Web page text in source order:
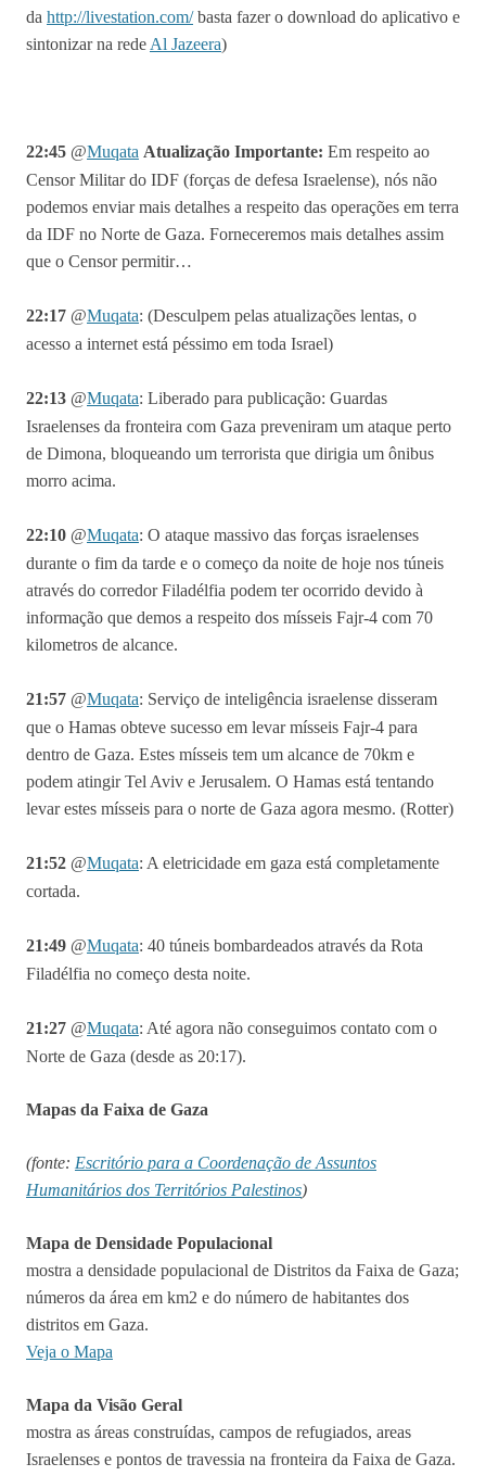
da http://livestation.com/basta fazer o download do aplicativo e
sintonizar na rede Al Jazeera)
22:45 @Muqata Atualização Importante: Em respeito ao
Censor Militar do IDF (forças de defesa Israelense), nós não
podemos enviar mais detalhes a respeito das operações em terra
da IDF no Norte de Gaza. Forneceremos mais detalhes assim
que o Censor permitir…
22:17 @Muqata: (Desculpem pelas atualizações lentas, o
acesso a internet está péssimo em toda Israel)
22:13 @Muqata: Liberado para publicação: Guardas
Israelenses da fronteira com Gaza preveniram um ataque perto
de Dimona, bloqueando um terrorista que dirigia um ônibus
morro acima.
22:10 @Muqata: O ataque massivo das forças israelenses
durante o fim da tarde e o começo da noite de hoje nos túneis
através do corredor Filadélfia podem ter ocorrido devido à
informação que demos a respeito dos mísseis Fajr-4 com 70
kilometros de alcance.
21:57 @Muqata: Serviço de inteligência israelense disseram
que o Hamas obteve sucesso em levar mísseis Fajr-4 para
dentro de Gaza. Estes mísseis tem um alcance de 70km e
podem atingir Tel Aviv e Jerusalem. O Hamas está tentando
levar estes mísseis para o norte de Gaza agora mesmo. (Rotter)
21:52 @Muqata: A eletricidade em gaza está completamente
cortada.
21:49 @Muqata: 40 túneis bombardeados através da Rota
Filadélfia no começo desta noite.
21:27 @Muqata: Até agora não conseguimos contato com o
Norte de Gaza (desde as 20:17).
Mapas da Faixa de Gaza
(fonte: Escritório para a Coordenação de Assuntos
Humanitários dos Territórios Palestinos)
Mapa de Densidade Populacional
mostra a densidade populacional de Distritos da Faixa de Gaza;
números da área em km2 e do número de habitantes dos
distritos em Gaza.
Veja o Mapa
Mapa da Visão Geral
mostra as áreas construídas, campos de refugiados, areas
Israelenses e pontos de travessia na fronteira da Faixa de Gaza.